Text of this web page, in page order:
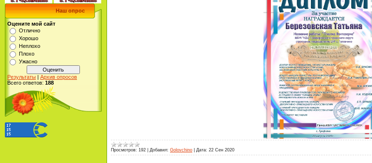
Наш опрос
Оцените мой сайт
Отлично
Хорошо
Неплохо
Плохо
Ужасно
Результаты | Архив опросов
Всего ответов: 188
Просмотров: 192 Добавил: Golovchino Дата: 22 Сен 2020